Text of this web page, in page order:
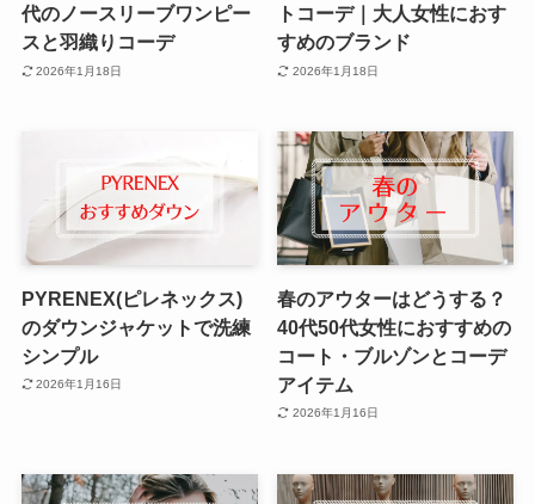
代のノースリーブワンピー
スと羽織りコーデ
2026年1月18日
トコーデ｜大人女性におす
すめのブランド
2026年1月18日
PYRENEX(ピレネックス)
のダウンジャケットで洗練
シンプル
2026年1月16日
春のアウターはどうする？
40代50代女性におすすめの
コート・ブルゾンとコーデ
アイテム
2026年1月16日